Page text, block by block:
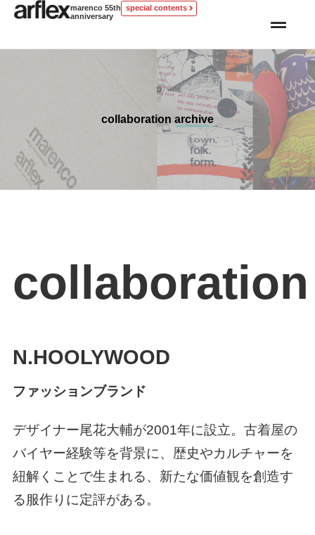
marenco 55th
anniversary
special contents
collaboration archive
collaboration
N.HOOLYWOOD
ファッションブランド
デザイナー尾花大輔が2001年に設立。古着屋の
バイヤー経験等を背景に、歴史やカルチャーを
紐解くことで生まれる、新たな価値観を創造す
る服作りに定評がある。